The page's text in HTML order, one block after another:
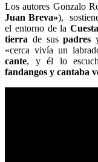
Los autores Gonzalo
Juan Breva»),
el entorno de la
tierra de suspadres
«cerca vivía un
cante, y él lo
fandangos y cantaba